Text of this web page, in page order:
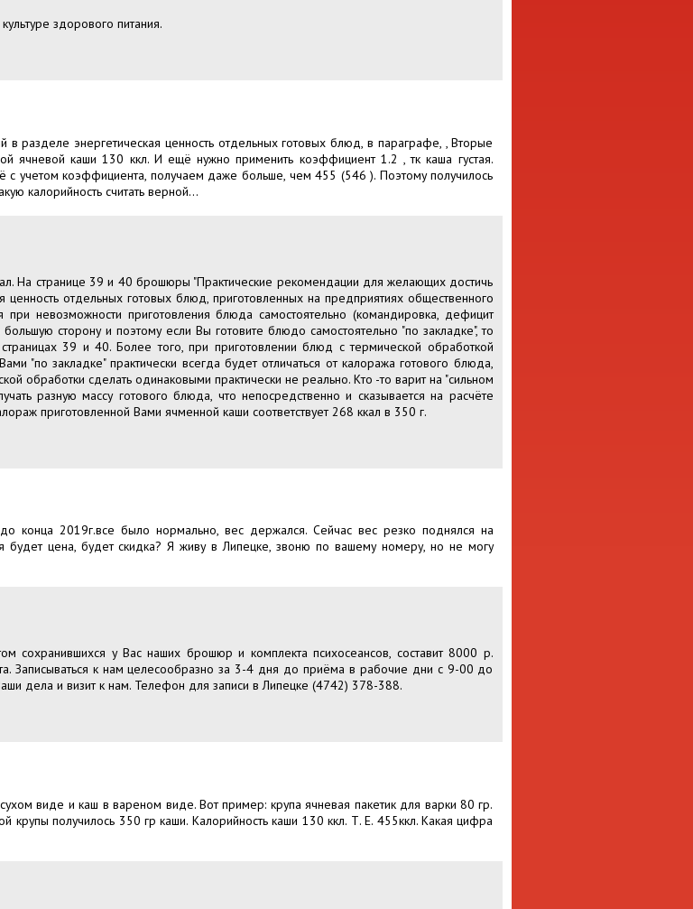
здорового питания.
в разделе энергетическая ценность отдельных готовых блюд, в параграфе, , Вторые
ячневой каши 130 ккл. И ещё нужно применить коэффициент 1.2 , тк каша густая.
с учетом коэффициента, получаем даже больше, чем 455 (546 ). Поэтому получилось
калорийность считать верной...
На странице 39 и 40 брошюры "Практические рекомендации для желающих достичь
ценность отдельных готовых блюд, приготовленных на предприятиях общественного
при невозможности приготовления блюда самостоятельно (командировка, дефицит
сторону и поэтому если Вы готовите блюдо самостоятельно "по закладке", то
39 и 40. Более того, при приготовлении блюд с термической обработкой
"по закладке" практически всегда будет отличаться от калоража готового блюда,
обработки сделать одинаковыми практически не реально. Кто -то варит на "сильном
разную массу готового блюда, что непосредственно и сказывается на расчёте
приготовленной Вами ячменной каши соответствует 268 ккал в 350 г.
конца 2019г.все было нормально, вес держался. Сейчас вес резко поднялся на
будет цена, будет скидка? Я живу в Липецке, звоню по вашему номеру, но не могу
сохранившихся у Вас наших брошюр и комплекта психосеансов, составит 8000 р.
Записываться к нам целесообразно за 3-4 дня до приёма в рабочие дни с 9-00 до
дела и визит к нам. Телефон для записи в Липецке (4742) 378-388.
виде и каш в вареном виде. Вот пример: крупа ячневая пакетик для варки 80 гр.
крупы получилось 350 гр каши. Калорийность каши 130 ккл. Т. Е. 455ккл. Какая цифра